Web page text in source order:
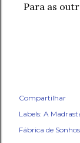
Para as
Compartilhar
Labels: A
Fábrica de Sonhos